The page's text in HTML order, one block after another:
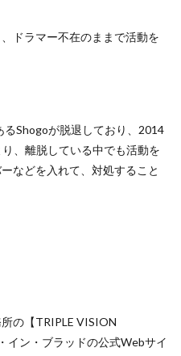
ドラマー不在のままで活動を
Shogoが脱退しており、2014
、離脱している中でも活動を
などを入れて、対処すること
の【TRIPLE VISION
ン・ブラッドの公式Webサイ